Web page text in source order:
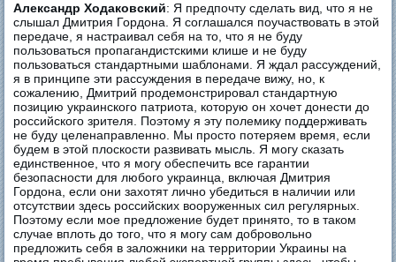
Александр Ходаковский: Я предпочту сделать вид, что я не
слышал Дмитрия Гордона. Я соглашался поучаствовать в этой
передаче, я настраивал себя на то, что я не буду
пользоваться пропагандистскими клише и не буду
пользоваться стандартными шаблонами. Я ждал рассуждений,
я в принципе эти рассуждения в передаче вижу, но, к
сожалению, Дмитрий продемонстрировал стандартную
позицию украинского патриота, которую он хочет донести до
российского зрителя. Поэтому я эту полемику поддерживать
не буду целенаправленно. Мы просто потеряем время, если
будем в этой плоскости развивать мысль. Я могу сказать
единственное, что я могу обеспечить все гарантии
безопасности для любого украинца, включая Дмитрия
Гордона, если они захотят лично убедиться в наличии или
отсутствии здесь российских вооруженных сил регулярных.
Поэтому если мое предложение будет принято, то в таком
случае вплоть до того, что я могу сам добровольно
предложить себя в заложники на территории Украины на